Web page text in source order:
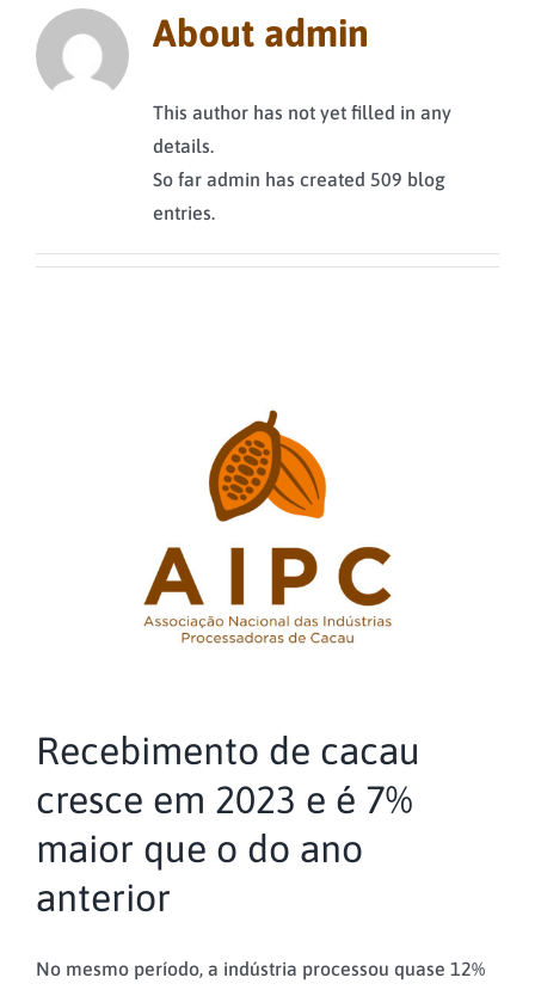
About admin
This author has not yet filled in any
details.
So far admin has created 509 blog
entries.
Recebimento de cacau
cresce em 2023 e é 7%
maior que o do ano
anterior
No mesmo período, a indústria processou quase 12%